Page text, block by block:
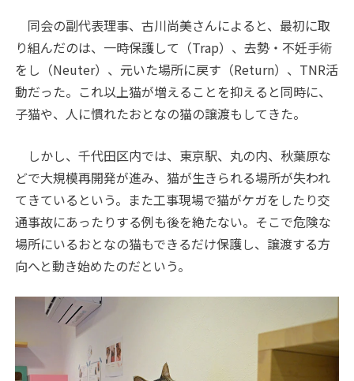
同会の副代表理事、古川尚美さんによると、最初に取
り組んだのは、一時保護して（Trap）、去勢・不妊手術
をし（Neuter）、元いた場所に戻す（Return）、TNR活
動だった。これ以上猫が増えることを抑えると同時に、
子猫や、人に慣れたおとなの猫の譲渡もしてきた。
しかし、千代田区内では、東京駅、丸の内、秋葉原な
どで大規模再開発が進み、猫が生きられる場所が失われ
てきているという。また工事現場で猫がケガをしたり交
通事故にあったりする例も後を絶たない。そこで危険な
場所にいるおとなの猫もできるだけ保護し、譲渡する方
向へと動き始めたのだという。